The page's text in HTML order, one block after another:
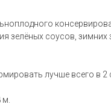
зелёных соусов,
лучше всего в 2